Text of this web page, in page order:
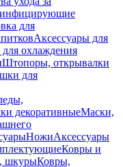
для
Аксессуары для
охлаждения
Штопоры, открывалки
для
декоративныеМаски,
НожиАксессуары
Ковры и
шкурыКовры,